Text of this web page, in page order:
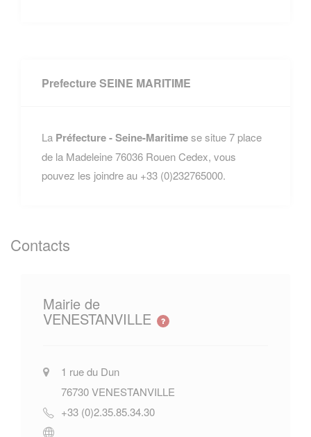
Prefecture SEINE MARITIME
La Préfecture - Seine-Maritimese situe 7 place
de la Madeleine 76036 Rouen Cedex, vous
pouvez les joindre au +33 (0)232765000.
Contacts
Mairie de
VENESTANVILLE
1 rue du Dun
76730VENESTANVILLE
+33 (0)2.35.85.34.30